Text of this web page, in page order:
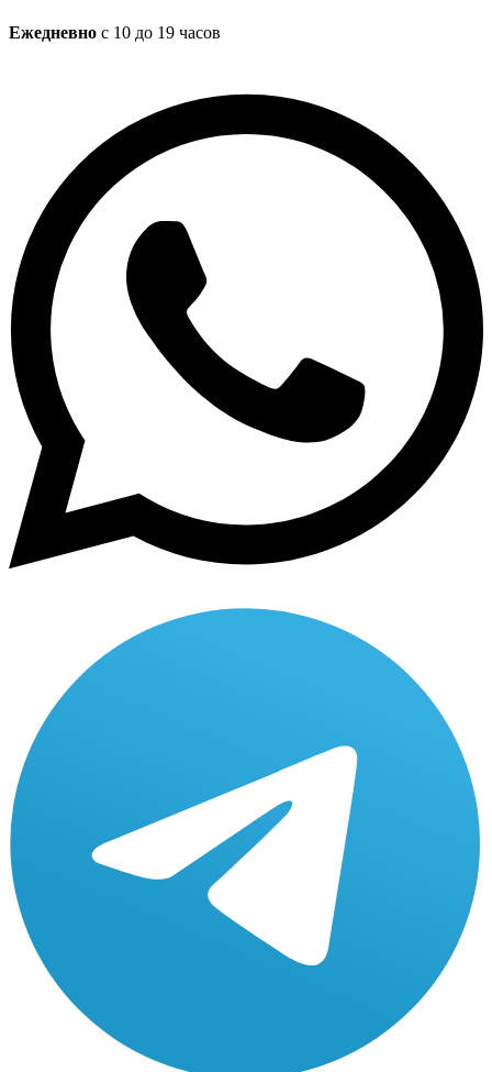
Ежедневно с 10 до 19 часов